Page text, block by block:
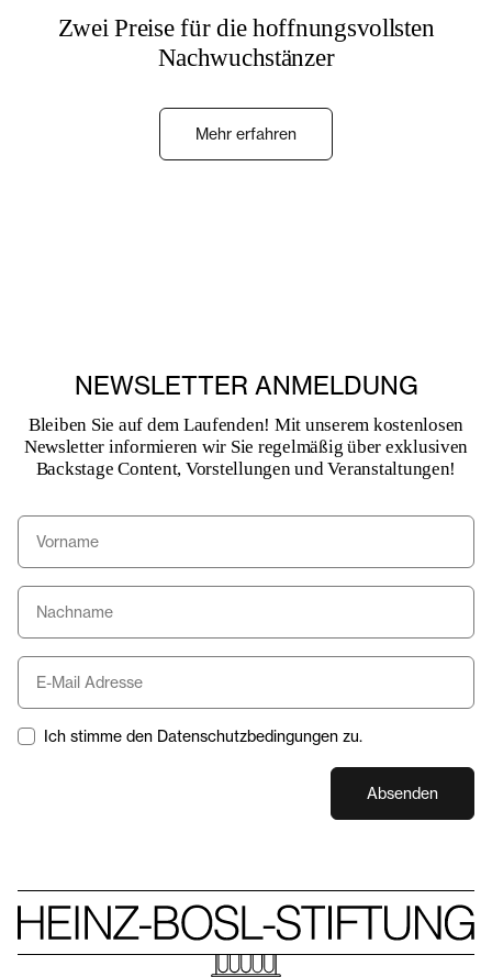
Zwei Preise für die hoffnungsvollsten
Nachwuchstänzer
Mehr erfahren
NEWSLETTER ANMELDUNG
Bleiben Sie auf dem Laufenden! Mit unserem kostenlosen
Newsletter informieren wir Sie regelmäßig über exklusiven
Backstage Content, Vorstellungen und Veranstaltungen!
Ich stimme den Datenschutzbedingungen zu.
Absenden